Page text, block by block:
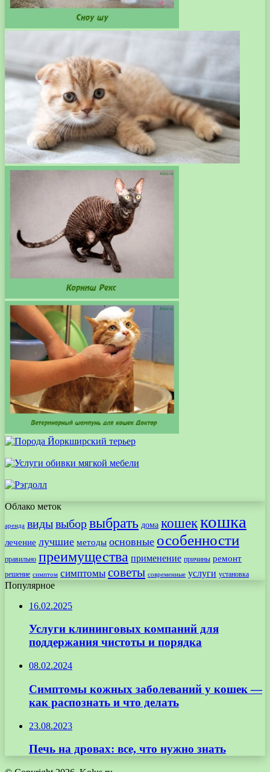
Облако меток
аренда видывыборвыбрать дома кошеккошка
лечение лучшие методы основные особенности
правильно преимущества применение причины ремонт
решение симптом симптомы советы современные услуги установка
Популярное
16.02.2025
Услуги клининговых компаний для
поддержания чистоты и порядка
08.02.2024
Симптомы кожных заболеваний у кошек —
как распознать и что делать
23.08.2023
Печь на дровах: все, что нужно знать